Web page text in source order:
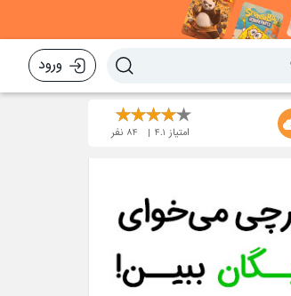
ورود
امتیاز 4.1
84 نفر